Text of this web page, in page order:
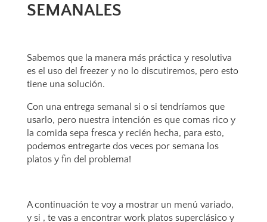
SEMANALES
Sabemos que la manera más práctica y resolutiva
es el uso del freezer y no lo discutiremos, pero esto
tiene una solución.
Con una entrega semanal si o si tendríamos que
usarlo, pero nuestra intención es que comas rico y
la comida sepa fresca y recién hecha, para esto,
podemos entregarte dos veces por semana los
platos y fin del problema!
A continuación te voy a mostrar un menú variado,
y si , te vas a encontrar work platos superclásico y